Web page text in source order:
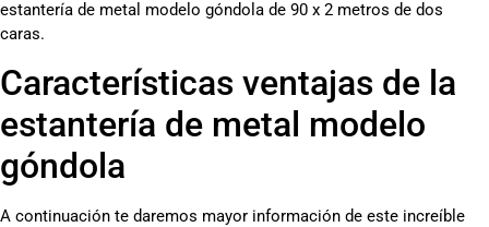
estantería de metal modelo góndola de 90 x 2 metros de dos
caras.
Características ventajas de la
estantería de metal modelo
góndola
A continuación te daremos mayor información de este increíble